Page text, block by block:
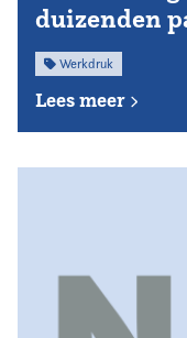
duizenden
Werkdruk
Lees meer